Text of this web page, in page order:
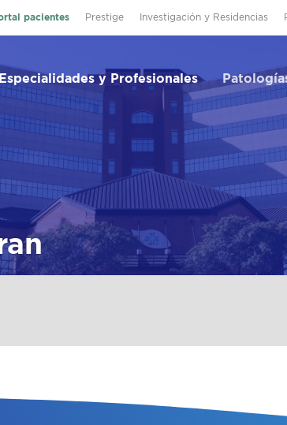
pacientes Prestige Investigación y Residencias
Especialidades y Profesionales